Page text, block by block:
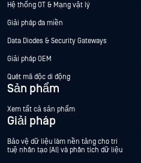
Hệ thống OT & Mạng vật lý
Giải pháp đa miền
Data Diodes & Security Gateways
Giải pháp OEM
Quét mã độc di động
Sản phẩm
Xem tất cả sản phẩm
Giải pháp
Bảo vệ dữ liệu làm nền tảng cho trí
tuệ nhân tạo (AI) và phân tích dữ liệu